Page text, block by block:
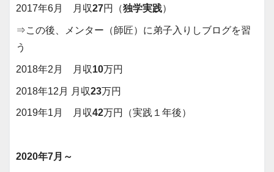
2017年6月 月収27円（独学実践）
⇒この後、メンター（師匠）に弟子入りしブログを習
う
2018年2月 月収10万円
2018年12月 月収23万円
2019年1月 月収42万円（実践１年後）
2020年7月～